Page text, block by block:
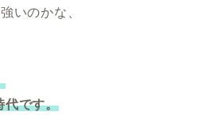
いのかな、
代です。